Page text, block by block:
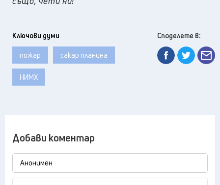
Ключови думи
пожар сакар планина
НИМХ
Споделете в:
Добави коментар